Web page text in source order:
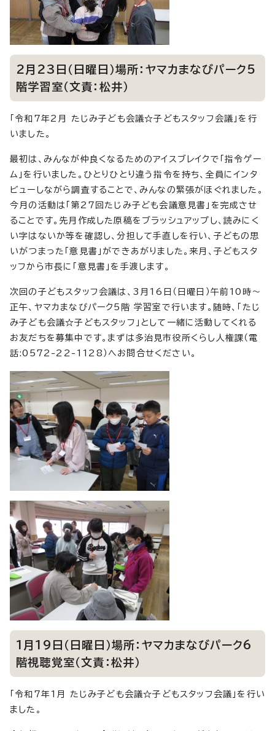
2月23日（日曜日）場所：ヤマカまなびパーク5
階学習室（文責：松井）
「令和7年2月 たじみ子ども会議☆子どもスタッフ会議」を行
いました。
最初は、みんなが仲良くなるためのアイスブレイクで「指令ゲー
ム」を行いました。ひとりひとり違う指令を持ち、全員にインタ
ビューしながら調査することで、みんなの緊張がほぐれました。
今月の活動は「第27回たじみ子ども会議意見書」を完成させ
ることです。先月作成した原稿をブラッシュアップし、読みにく
い字はないか等を確認し、分担して手直しを行い、子どもの思
いがつまった「意見書」ができあがりました。来月、子どもスタ
ッフから市長に「意見書」を手渡します。
次回の子どもスタッフ会議は、3月16日（日曜日）午前10時～
正午、ヤマカまなびパーク5階 学習室で行います。随時、「たじ
み子ども会議☆子どもスタッフ」として一緒に活動してくれる
お友だちを募集中です。まずは多治見市役所くらし人権課（電
話:0572-22-1128）へお問合せください。
1月19日（日曜日）場所：ヤマカまなびパーク6
階視聴覚室（文責：松井）
「令和7年1月 たじみ子ども会議☆子どもスタッフ会議」を行い
ました。